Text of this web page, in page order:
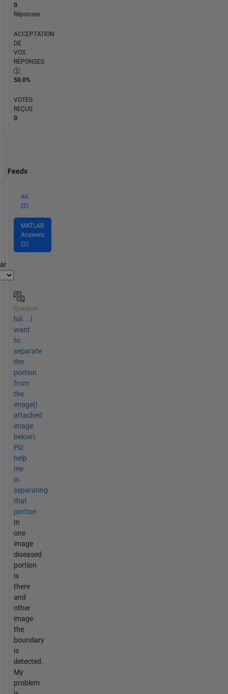
0
Réponses
ACCEPTATION
DE
VOS
RÉPONSES
50.0%
VOTES
REÇUS
0
Feeds
All
(2)
MATLAB
Answers
(2)
Question
hiii....I
want
to
separate
the
portion
from
the
image(I
attached
image
below).
Plz
help
me
in
separating
that
portion
In
one
image
diseased
portion
is
there
and
other
image
the
boundary
is
detected.
My
problem